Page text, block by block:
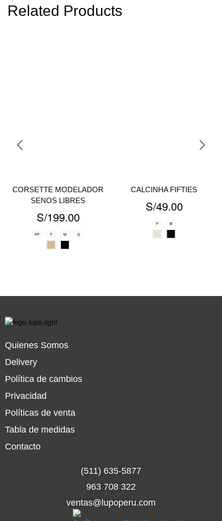
Related Products
CORSETTE MODELADOR
SENOS LIBRES
S/199.00
PP P M G
CALCINHA FIFTIES
S/49.00
P M
Quienes Somos
Delivery
Política de cambios
Privacidad
Políticas de venta
Tabla de medidas
Contacto
(511) 635-5877
963 708 322
ventas@lupoperu.com